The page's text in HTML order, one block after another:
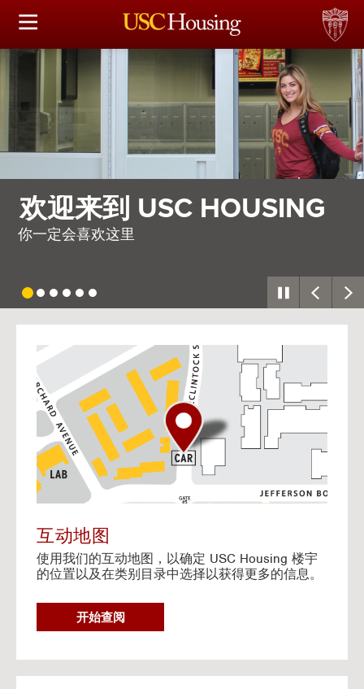
住房选择
财务实事资讯
会议资讯
常见问题解答
HOUSING 需要整个
USC
Housing
G
o
t
o
n
t
e
r
t
i
v
e
p
互动地图
使用我们的互动地图，以确定 USC Housing 楼宇
的位置以及在类别目录中选择以获得更多的信息。
G
O
开始查阅